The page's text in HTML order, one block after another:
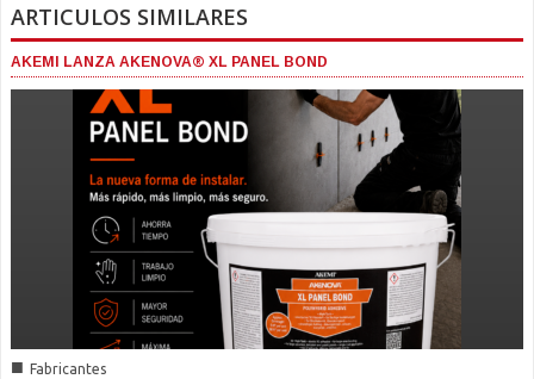
ARTICULOS SIMILARES
AKEMI LANZA AKENOVA® XL PANEL BOND
■ Fabricantes